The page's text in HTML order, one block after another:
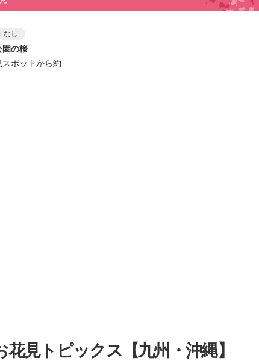
なし
園の桜
ポットから約
見トピックス【九州・沖縄】